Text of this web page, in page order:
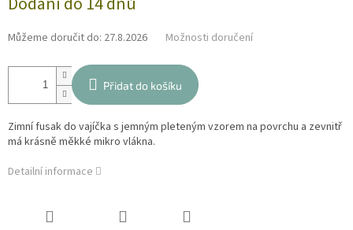
cena:
Můžeme doručit do: 27.8.2026 Možnosti doručení
Přidat do košíku
Zimní fusak do vajíčka s jemným pleteným vzorem na povrchu a zevnitř
má krásně měkké mikro vlákna.
Detailní informace